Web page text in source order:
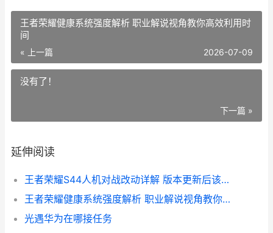
王者荣耀健康系统强度解析 职业解说视角教你高效利用时
间
« 上一篇 2026-07-09
没有了！
下一篇 »
延伸阅读
王者荣耀S44人机对战改动详解 版本更新后该怎么用新模式
王者荣耀健康系统强度解析 职业解说视角教你高效利用时间
光遇华为在哪接任务